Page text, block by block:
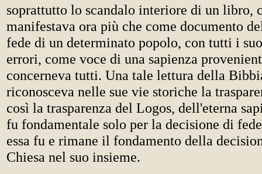
soprattutto lo scandalo interiore di un libro,
manifestava ora più che come documento
fede di un determinato popolo, con tutti i
errori, come voce di una sapienza
concerneva tutti. Una tale lettura della
riconosceva nelle sue vie storiche la
così la trasparenza del Logos, dell'eterna
fu fondamentale solo per la decisione di
essa fu e rimane il fondamento della
Chiesa nel suo insieme.